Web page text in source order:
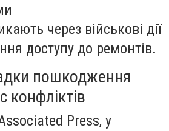
через військові дії
доступу до ремонтів.
пошкодження
конфліктів
Press, у